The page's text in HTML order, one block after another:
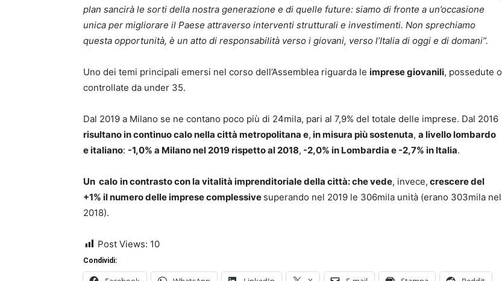
plan sancirà le sorti della nostra generazione e di quelle future: siamo di fronte a un’occasione
unica per migliorare il Paese attraverso interventi strutturali e investimenti. Non sprechiamo
questa opportunità, è un atto di responsabilità verso i giovani, verso l’Italia di oggi e di domani”.
Uno dei temi principali emersi nel corso dell’Assemblea riguarda le imprese giovanili, possedute o
controllate da under 35.
Dal 2019 a Milano se ne contano poco più di 24mila, pari al 7,9% del totale delle imprese. Dal 2016
risultano in continuo calo nella città metropolitana e, in misura più sostenuta, a livello lombardo
e italiano: -1,0% a Milano nel 2019 rispetto al 2018, -2,0% in Lombardia e -2,7% in Italia.
Un calo in contrasto con la vitalità imprenditoriale della città: che vede, invece, crescere del
+1% il numero delle imprese complessive superando nel 2019 le 306mila unità (erano 303mila nel
2018).
Post Views: 10
Condividi: